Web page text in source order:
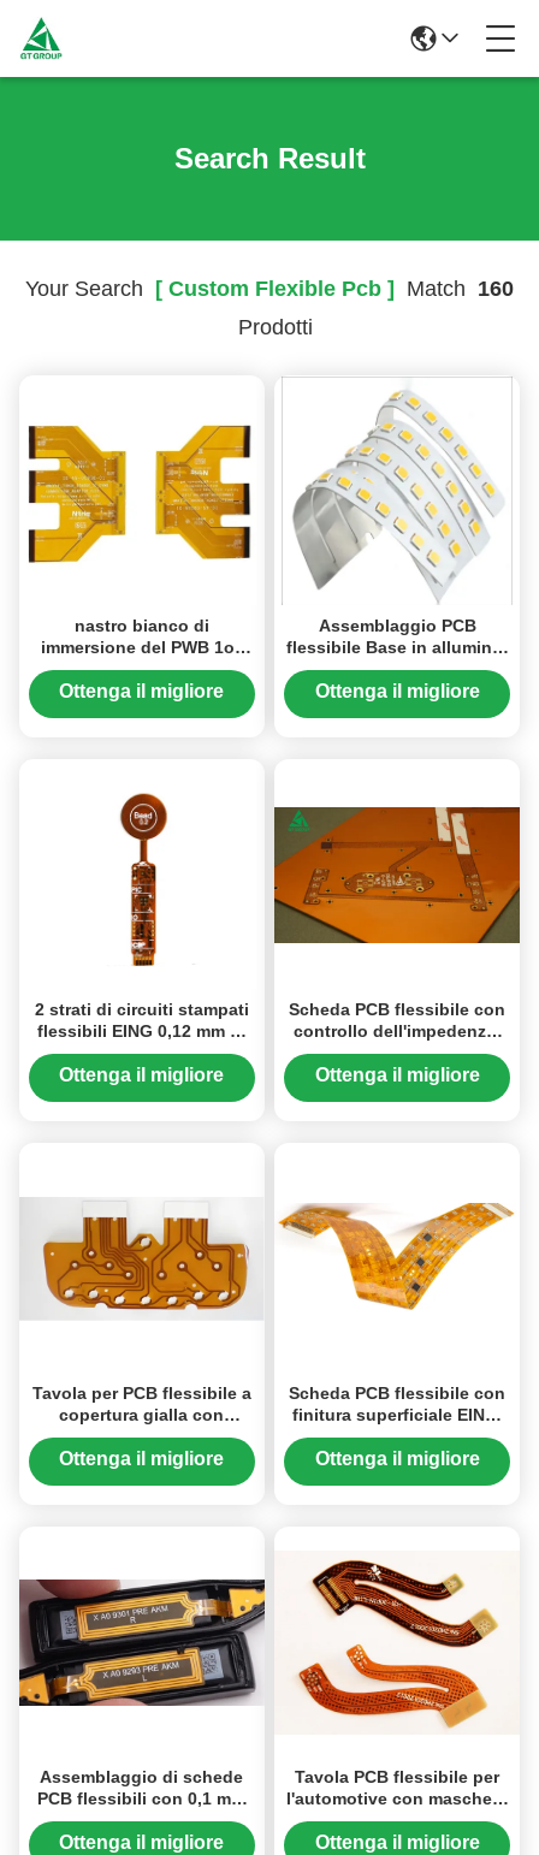
Search Result
Your Search [ Custom Flexible Pcb ] Match 160
Prodotti
nastro bianco di
immersione del PWB 1oz
del Silkscreen flessibile su
ordinazione del bordo
Ottenga il migliore
Assemblaggio PCB
flessibile Base in alluminio
per illuminazione LED per
orticoltura con pcb
flessibile da 1OZ 0,2 mm
Ottenga il migliore
2 strati di circuiti stampati
flessibili EING 0,12 mm di
sottile PCB flessibile con
PI e coverlay
Ottenga il migliore
Scheda PCB flessibile con
controllo dell'impedenza,
spessore 0,1 mm 0,3 mm,
progettata per la
trasmissione del segnale
Ottenga il migliore
Tavola per PCB flessibile a
copertura gialla con
caratteristiche idonee per
elettronica flessibile
Ottenga il migliore
Scheda PCB flessibile con
finitura superficiale EING,
dotata di mini fori da 0,1
mm e controllo
Ottenga il migliore
Assemblaggio di schede
PCB flessibili con 0,1 mm
Linea gialla EING per smart
bluebooth
Ottenga il migliore
Tavola PCB flessibile per
l'automotive con maschera
di saldatura blu e vetrina
bianca
Ottenga il migliore